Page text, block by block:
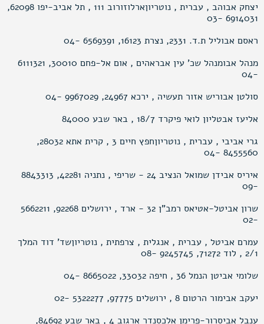
יצחק אבוהב , עברית , נוטריוןארלוזורוב 111 , תל אביב-יפו 62098,
6914031 -03
ראסם אבוליל ת.ד. 2331, נצרת 16123, 6569391 -04
מנהל אבומנהל שכ’ עין אבראהים , אום אל-פחם 30010, 6111321
-04
סולטן אבוריש אזור תעשיה , ירכא 24967, 9967029 -04
אליעז אבטליון לואי פיקרד 18/7 , באר שבע 84000
גרי אביבי , עברית , נוטריוןחפץ חיים 3 , קרית אתא 28032,
8455560 -04
איריס אבידן שמואל הנציב 24 - שריפי , נתניה 42281, 8843313
-09
שרון אביטל-אטיאס רמב"ן 32 - ארד , ירושלים 92268, 5662211
-02
עמרם אביטל , עברית , אנגלית , צרפתית , נוטריוןשד’ דוד המלך
2/1 , לוד 71272, 9245745 -08
שלומי אביטן הנמל 36 , חיפה 33032, 8665022 -04
יעקב אבימור הרטום 8 , ירושלים 97775, 5322277 -02
ענבל אביסרור-פרימן אלכסנדר ארגוב 4 , באר שבע 84692,